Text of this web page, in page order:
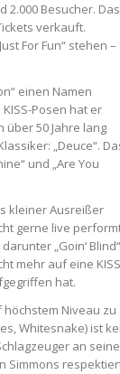
Besucher. Das
verkauft.
For Fun“ stehen –
einen Namen
Posen hat er
über 50 Jahre lang
„Deuce“.
und „Are You
kleiner Ausreißer
gerne live
„Goin‘
mehr auf eine
hat.
Niveau zu
Whitesnake) ist
an
Simmons